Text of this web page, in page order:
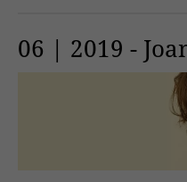
06 | 2019 -